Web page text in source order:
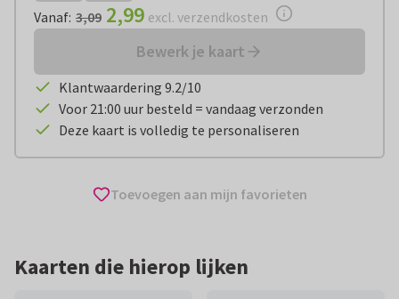
Vanaf: 3,09 2,99 excl. verzendkosten
Bewerk je kaart
Klantwaardering 9.2/10
Voor 21:00 uur besteld = vandaag verzonden
Deze kaart is volledig te personaliseren
Toevoegen aan mijn favorieten
Kaarten die hierop lijken